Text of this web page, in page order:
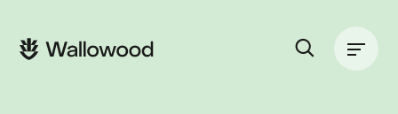
contenu
navigation
principale
principale